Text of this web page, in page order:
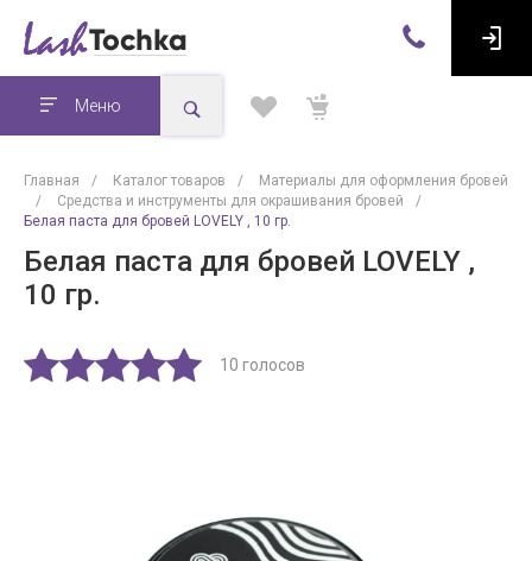
Меню
Главная / Каталог товаров /
Материалы для оформления бровей
/
Средства и инструменты для окрашивания бровей
/
Белая паста для бровей LOVELY , 10 гр.
Белая паста для бровей LOVELY ,
10 гр.
10 голосов